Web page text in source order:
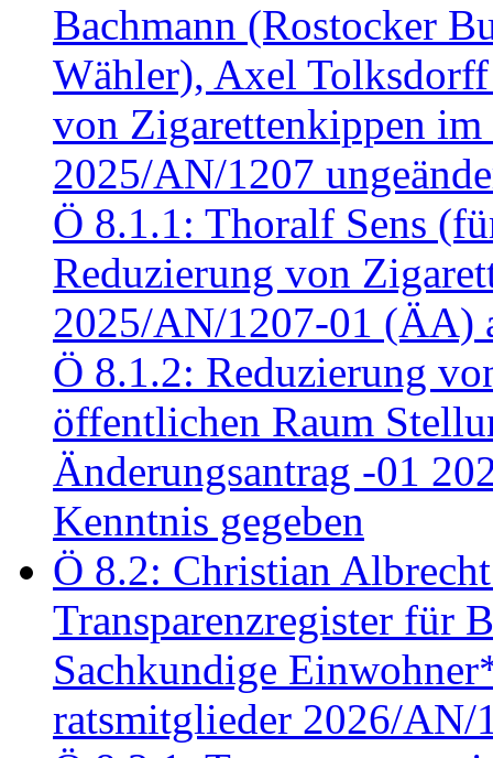
Bachmann (Rostocker
Wähler), Axel
von Zigarettenkippen
2025/AN/1207
Ö 8.1.1: Thoralf Sens
Reduzierung von
2025/AN/1207-01 (ÄA)
Ö 8.1.2: Reduzierung
öffentlichen Raum
Änderungsantrag -01
Kenntnis gegeben
Ö 8.2: Christian
Transparenzregister für
Sachkundige
ratsmitglieder 2026/AN/